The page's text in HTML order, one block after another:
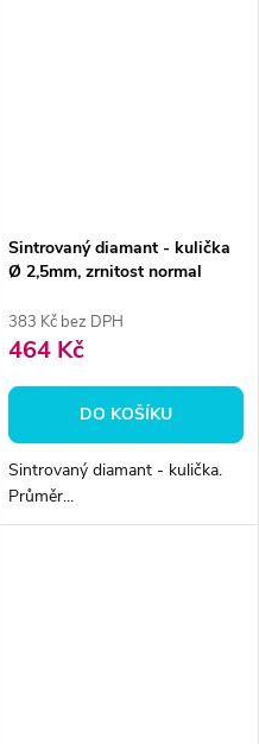
Sintrovaný diamant - kulička
Ø 2,5mm, zrnitost normal
383 Kč bez DPH
464 Kč
DO KOŠÍKU
Sintrovaný diamant - kulička.
Průměr...